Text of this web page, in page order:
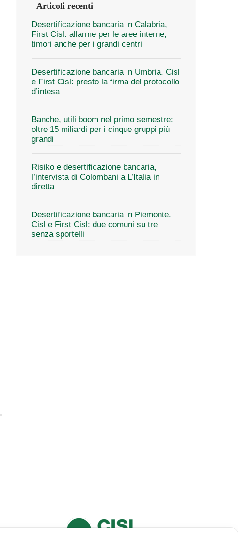
Articoli recenti
Desertificazione bancaria in Calabria,
First Cisl: allarme per le aree interne,
timori anche per i grandi centri
Desertificazione bancaria in Umbria. Cisl
e First Cisl: presto la firma del protocollo
d’intesa
Banche, utili boom nel primo semestre:
oltre 15 miliardi per i cinque gruppi più
grandi
Risiko e desertificazione bancaria,
l’intervista di Colombani a L’Italia in
diretta
Desertificazione bancaria in Piemonte.
Cisl e First Cisl: due comuni su tre
senza sportelli